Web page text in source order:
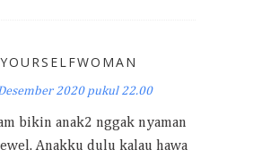
2020 pukul 22.00
bikin anak2 nggak nyaman
Anakku dulu kalau hawa